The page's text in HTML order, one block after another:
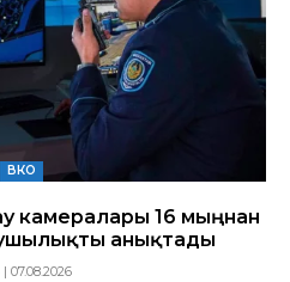
ВКО
камералары 16 мыңнан
анықтады
| 07.08.2026